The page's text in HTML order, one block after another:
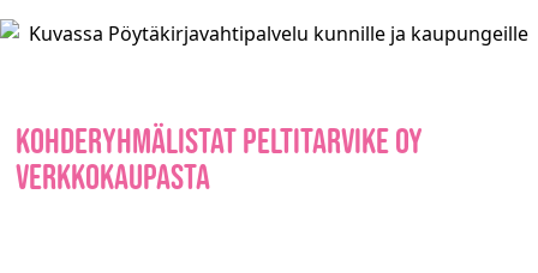
Kohderyhmälistat Peltitarvike Oy
verkkokaupasta